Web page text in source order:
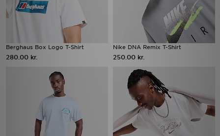
Berghaus Box Logo T-Shirt
280.00 kr.
Nike DNA Remix T-Shirt
250.00 kr.